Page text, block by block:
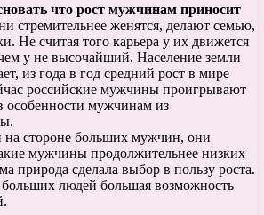
что рост мужчинам приносит
стремительнее женятся, делают семью,
Не считая того карьера у их движется
у не высочайший. Население земли
из года в год средний рост в мире
российские мужчины проигрывают
особенности мужчинам из
на стороне больших мужчин, они
мужчины продолжительнее низких
природа сделала выбор в пользу роста.
больших людей большая возможность